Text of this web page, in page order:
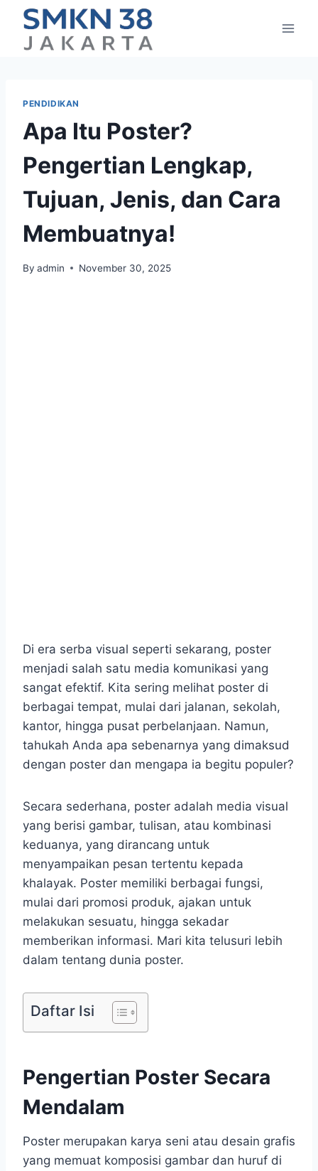
content
PENDIDIKAN
Apa Itu Poster?
Pengertian Lengkap,
Tujuan, Jenis, dan Cara
Membuatnya!
By admin November 30, 2025
Di era serba visual seperti sekarang, poster
menjadi salah satu media komunikasi yang
sangat efektif. Kita sering melihat poster di
berbagai tempat, mulai dari jalanan, sekolah,
kantor, hingga pusat perbelanjaan. Namun,
tahukah Anda apa sebenarnya yang dimaksud
dengan poster dan mengapa ia begitu populer?
Secara sederhana, poster adalah media visual
yang berisi gambar, tulisan, atau kombinasi
keduanya, yang dirancang untuk
menyampaikan pesan tertentu kepada
khalayak. Poster memiliki berbagai fungsi,
mulai dari promosi produk, ajakan untuk
melakukan sesuatu, hingga sekadar
memberikan informasi. Mari kita telusuri lebih
dalam tentang dunia poster.
Daftar Isi
Pengertian Poster Secara
Mendalam
Poster merupakan karya seni atau desain grafis
yang memuat komposisi gambar dan huruf di